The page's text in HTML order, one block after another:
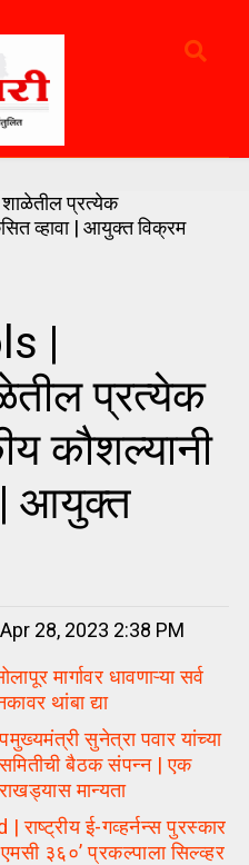
|
प्रत्येक
कौशल्यानी
| आयुक्त
28, 2023 2:38 PM
मार्गावर धावणाऱ्या सर्व
थांबा द्या
सुनेत्रा पवार यांच्या
समितीची बैठक संपन्न | एक
मान्यता
ई-गव्हर्नन्स पुरस्कार
३६०’ प्रकल्पाला सिल्व्हर